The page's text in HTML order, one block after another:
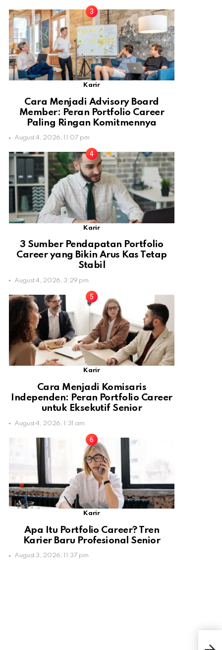
Karir
Cara Menjadi Advisory Board
Member: Peran Portfolio Career
Paling Ringan Komitmennya
August 4, 2026, 11:07 pm
Karir
3 Sumber Pendapatan Portfolio
Career yang Bikin Arus Kas Tetap
Stabil
August 4, 2026, 3:29 pm
Karir
Cara Menjadi Komisaris
Independen: Peran Portfolio Career
untuk Eksekutif Senior
August 4, 2026, 1:31 am
Karir
Apa Itu Portfolio Career? Tren
Karier Baru Profesional Senior
August 3, 2026, 11:37 pm